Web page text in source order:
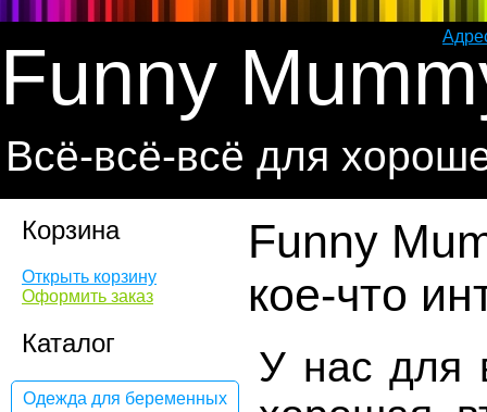
Funny
Всё-всё-всё для
Корзина
Открыть корзину
Оформить заказ
Каталог
Одежда для беременных
Funny
кое-что
У нас для